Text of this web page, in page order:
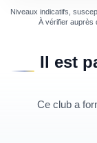
Niveaux indicatifs,
À vérifier auprès
Il est
Ce club a